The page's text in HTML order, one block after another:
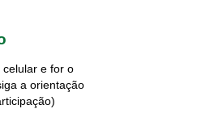
celular e for o
a orientação